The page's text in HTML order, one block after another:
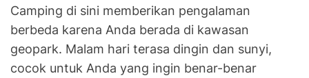
Camping di sini memberikan pengalaman
berbeda karena Anda berada di kawasan
geopark. Malam hari terasa dingin dan sunyi,
cocok untuk Anda yang ingin benar-benar